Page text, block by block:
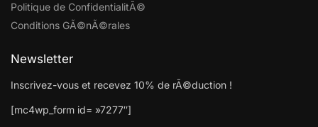
Politique de ConfidentialitÃ©
Conditions GÃ©nÃ©rales
Newsletter
Inscrivez-vous et recevez 10% de rÃ©duction !
[mc4wp_form id= »7277″]